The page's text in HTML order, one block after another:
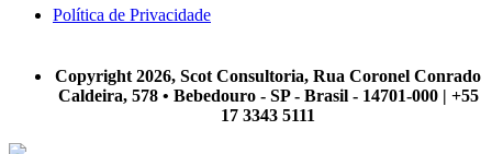
Política de Privacidade
Copyright 2026, Scot Consultoria, Rua Coronel Conrado
Caldeira, 578 • Bebedouro - SP - Brasil - 14701-000 | +55
17 3343 5111